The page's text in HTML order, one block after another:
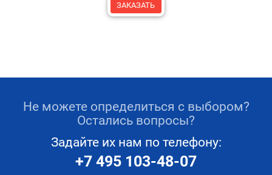
ЗАКАЗАТЬ
Не можете определиться с выбором?
Остались вопросы?
Задайте их нам по телефону:
+7 495 103-48-07